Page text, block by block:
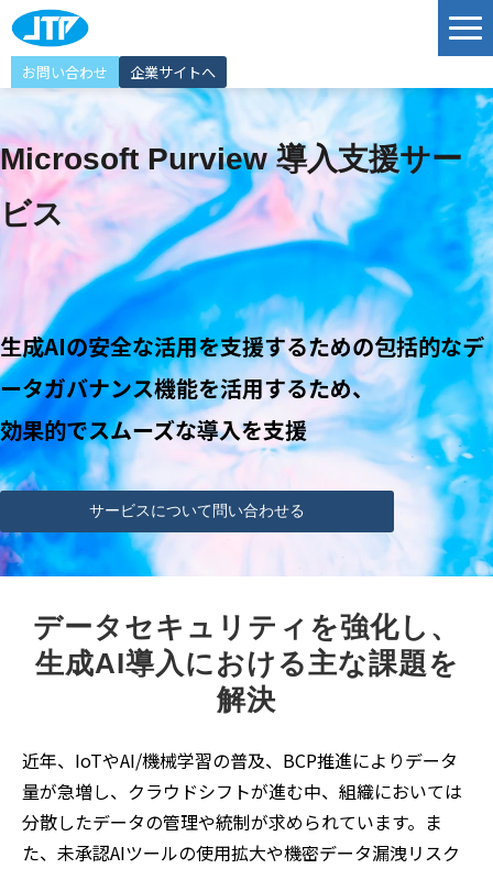
お問い合わせ 企業サイトへ
サービス
ソリューション
導入事例
JTP Technology Port
選ばれる理由
イベント情報
お知らせ
Microsoft Purview 導入支援サー
ビス
生成AIの安全な活用を支援するための包括的なデ
ータガバナンス機能を活用するため、
効果的でスムーズな導入を支援
サービスについて問い合わせる
データセキュリティを強化し、
生成AI導入における主な課題を
解決
近年、IoTやAI/機械学習の普及、BCP推進によりデータ
量が急増し、クラウドシフトが進む中、組織においては
分散したデータの管理や統制が求められています。ま
た、未承認AIツールの使用拡大や機密データ漏洩リスク